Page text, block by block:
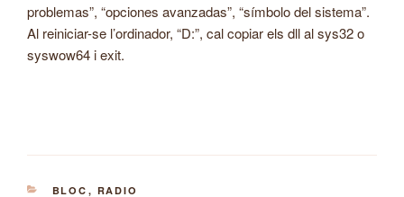
problemas”, “opciones avanzadas”, “símbolo del sistema”.
Al reiniciar-se l’ordinador, “D:”, cal copiar els dll al sys32 o
syswow64 i exit.
CATEGORIES
BLOC , RADIO